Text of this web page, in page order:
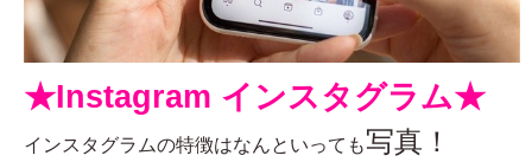
★Instagram インスタグラム★
インスタグラムの特徴はなんといっても写真！